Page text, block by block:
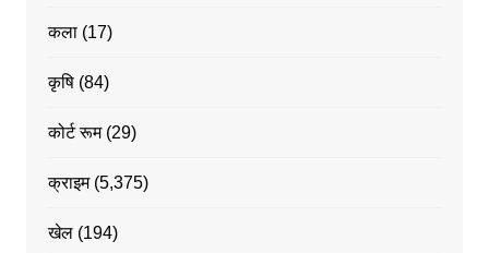
कला(17)
कृषि(84)
कोर्ट रूम(29)
क्राइम(5,375)
खेल(194)